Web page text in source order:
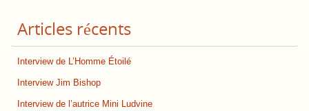
Articles récents
Interview de L’Homme Étoilé
Interview Jim Bishop
Interview de l’autrice Mini Ludvine